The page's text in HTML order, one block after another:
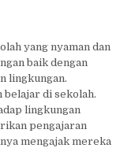
yang nyaman dan
baik dengan
lingkungan.
belajar di sekolah.
lingkungan
pengajaran
mengajak mereka